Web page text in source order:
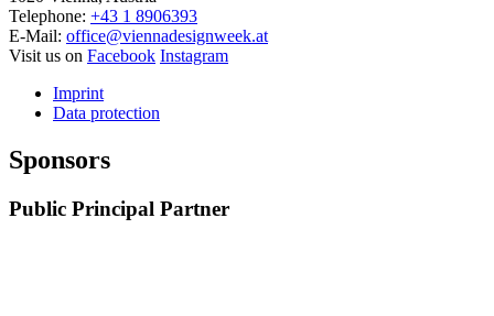
Telephone: +43 1 8906393
E-Mail: office@viennadesignweek.at
Visit us on Facebook Instagram
Imprint
Data protection
Sponsors
Public Principal Partner